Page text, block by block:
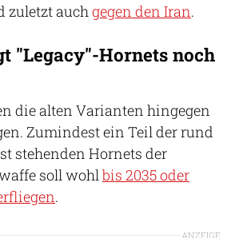
zuletzt auch gegen den Iran.
"Legacy"-Hornets noch
die alten Varianten hingegen
Zumindest ein Teil der rund
stehenden Hornets der
soll wohl bis 2035 oder
.
ANZEIGE